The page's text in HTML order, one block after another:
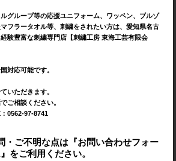
グループ等の応援ユニフォーム、ワッペン、ブルゾ
フラータオル等、刺繍をされたい方は、愛知県名古
験豊富な刺繍専門店【刺繍工房 東海工芸有限会
対応可能です。
いただきます。
ご相談ください。
0562-97-8741
・ご不明な点は『お問い合わせフォー
をご利用ください。